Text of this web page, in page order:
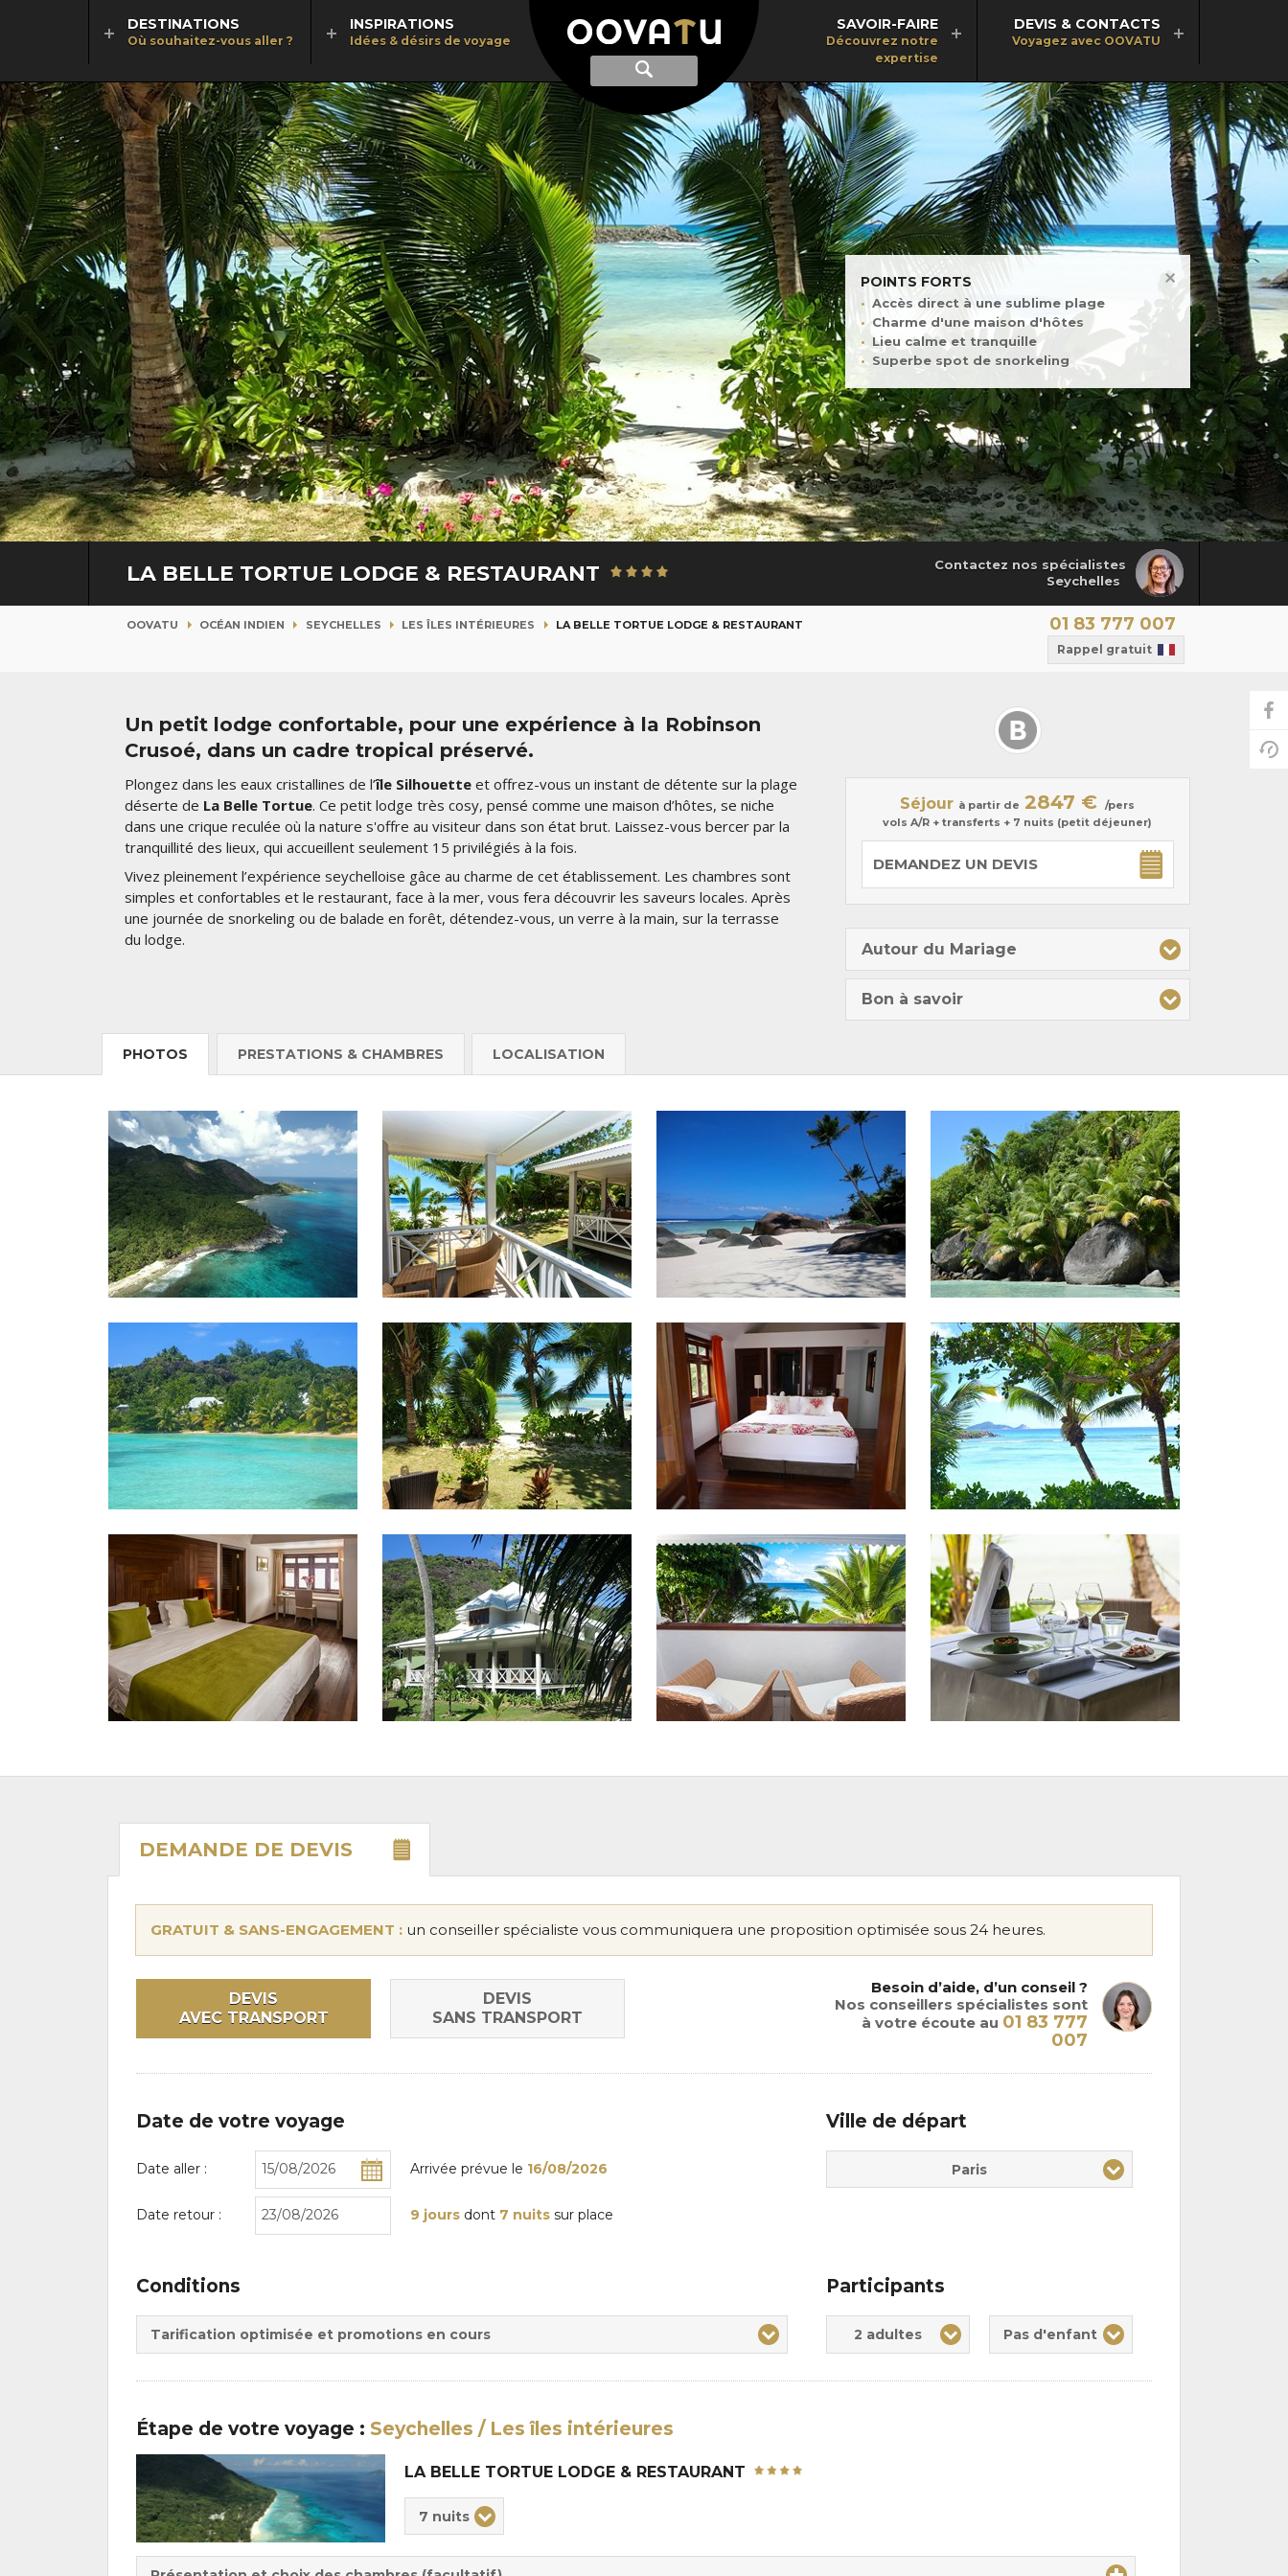
Afficher
recherche
Recherche
DESTINATIONS
Où souhaitez-vous aller ?
INSPIRATIONS
Idées & désirs de voyage
SAVOIR-FAIRE
Découvrez notre
expertise
DEVIS & CONTACTS
Voyagez avec OOVATU
POINTS FORTS
Accès direct à une sublime plage
Charme d'une maison d'hôtes
Lieu calme et tranquille
Superbe spot de snorkeling
LA BELLE TORTUE LODGE & RESTAURANT
Contactez nos spécialistes
Seychelles
OOVATU OCÉAN INDIEN SEYCHELLES LES ÎLES INTÉRIEURES LA BELLE TORTUE LODGE & RESTAURANT 01 83 777 007
Rappel gratuit
Un petit lodge confortable, pour une expérience à la Robinson
Crusoé, dans un cadre tropical préservé.
Plongez dans les eaux cristallines de l’île Silhouette et offrez-vous un instant de détente sur la plage
déserte de La Belle Tortue. Ce petit lodge très cosy, pensé comme une maison d’hôtes, se niche
dans une crique reculée où la nature s'offre au visiteur dans son état brut. Laissez-vous bercer par la
tranquillité des lieux, qui accueillent seulement 15 privilégiés à la fois.
Vivez pleinement l’expérience seychelloise gâce au charme de cet établissement. Les chambres sont
simples et confortables et le restaurant, face à la mer, vous fera découvrir les saveurs locales. Après
une journée de snorkeling ou de balade en forêt, détendez-vous, un verre à la main, sur la terrasse
du lodge.
Séjour à partir de 2847 € /pers
vols A/R + transferts + 7 nuits (petit déjeuner)
DEMANDEZ UN DEVIS
Autour du Mariage
Bon à savoir
PHOTOS PRESTATIONS & CHAMBRES LOCALISATION
DEMANDE DE DEVIS
GRATUIT & SANS-ENGAGEMENT : un conseiller spécialiste vous communiquera une proposition optimisée sous 24 heures.
DEVIS
AVEC TRANSPORT
DEVIS
SANS TRANSPORT
Besoin d’aide, d’un conseil ?
Nos conseillers spécialistes sont
à votre écoute au 01 83 777
007
Date de votre voyage
Date aller : Arrivée prévue le 16/08/2026
Date retour : 9 jours dont 7 nuits sur place
Ville de départ
Paris
Conditions
Tarification optimisée et promotions en cours
Participants
2 adultes Pas d'enfant
Étape de votre voyage : Seychelles / Les îles intérieures
LA BELLE TORTUE LODGE & RESTAURANT
7 nuits